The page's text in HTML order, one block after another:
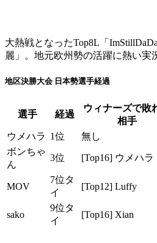
大熱戦となったTop8L「
麗」。地元欧州勢の活躍に熱い実
地区決勝大会 日本勢選手経過
選手 経過
ウィナーズで敗
相手
ウメハラ 1位 無し
ボンちゃ
ん
3位 [Top16] ウメハラ
MOV
7位タ
イ
[Top12] Luffy
sako
9位タ
イ
[Top16] Xian